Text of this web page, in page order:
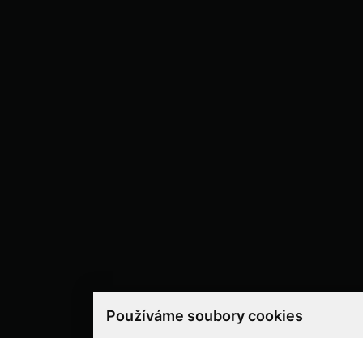
Používáme soubory cookies